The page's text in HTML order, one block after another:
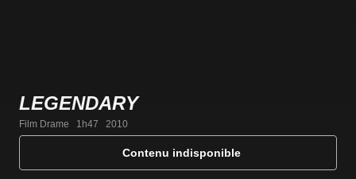
LEGENDARY
Film Drame   1h47   2010
Contenu indisponible